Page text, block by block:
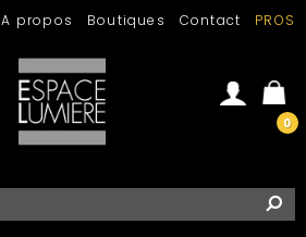
A propos Boutiques Contact PROS
0
Se connecter